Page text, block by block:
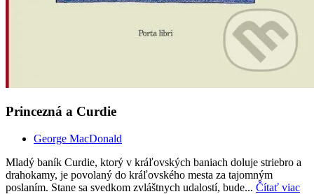
Princezná a Curdie
George MacDonald
Mladý baník Curdie, ktorý v kráľovských baniach doluje striebro a
drahokamy, je povolaný do kráľovského mesta za tajomným
poslaním. Stane sa svedkom zvláštnych udalostí, bude... Čítať viac